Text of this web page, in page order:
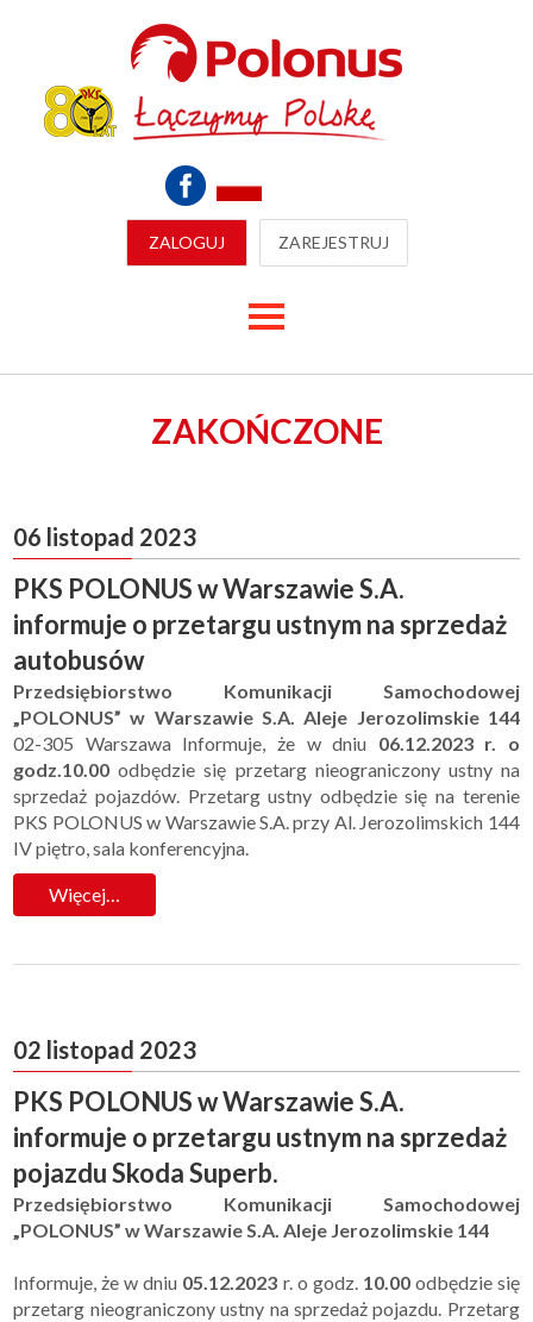
ZALOGUJ ZAREJESTRUJ
ZAKOŃCZONE
06 listopad 2023
PKS POLONUS w Warszawie S.A.
informuje o przetargu ustnym na sprzedaż
autobusów
Przedsiębiorstwo Komunikacji Samochodowej
„POLONUS” w Warszawie S.A.Aleje Jerozolimskie 144
02-305 Warszawa Informuje, że w dniu 06.12.2023 r. o
godz.10.00 odbędzie się przetarg nieograniczony ustny na
sprzedaż pojazdów. Przetarg ustny odbędzie się na terenie
PKS POLONUS w Warszawie S.A. przy Al. Jerozolimskich 144
IV piętro, sala konferencyjna.
Więcej…
02 listopad 2023
PKS POLONUS w Warszawie S.A.
informuje o przetargu ustnym na sprzedaż
pojazdu Skoda Superb.
Przedsiębiorstwo Komunikacji Samochodowej
„POLONUS” w Warszawie S.A.Aleje Jerozolimskie 144
Informuje, że w dniu 05.12.2023 r. o godz. 10.00 odbędzie się
przetarg nieograniczony ustny na sprzedaż pojazdu. Przetarg